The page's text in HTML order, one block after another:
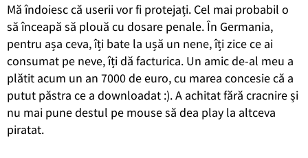
Mă îndoiesc că userii vor fi protejați. Cel mai probabil o
să înceapă să plouă cu dosare penale. În Germania,
pentru așa ceva, îți bate la ușă un nene, îți zice ce ai
consumat pe neve, îți dă facturica. Un amic de-al meu a
plătit acum un an 7000 de euro, cu marea concesie că a
putut păstra ce a downloadat :). A achitat fără cracnire și
nu mai pune destul pe mouse să dea play la altceva
piratat.